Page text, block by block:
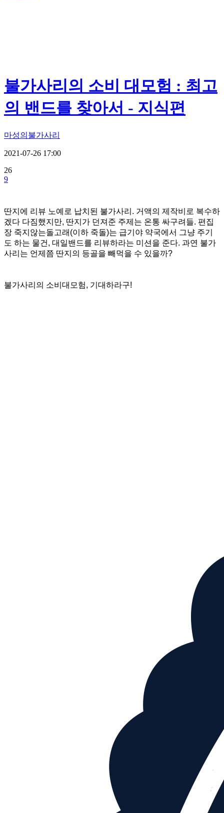
불가사리의 소비 대모험 : 최고
의 밴드를 찾아서 - 지식편
마성의불가사리
2021-07-26 17:00
26
9
딴지에 리뷰 노예로 납치된 불가사리. 거액의 제작비로 복수하
겠다 다짐했지만, 딴지가 던져준 주제는 온통 싸구려들. 편집
장 죽지않는돌고래(이하 죽돌)는 급기야 약국에서 그냥 주기
도 하는 물건, 대일밴드를 리뷰하라는 미션을 준다. 과연 불가
사리는 언제쯤 딴지의 등골을 빼먹을 수 있을까?
불가사리의 소비대모험, 기대하라구!